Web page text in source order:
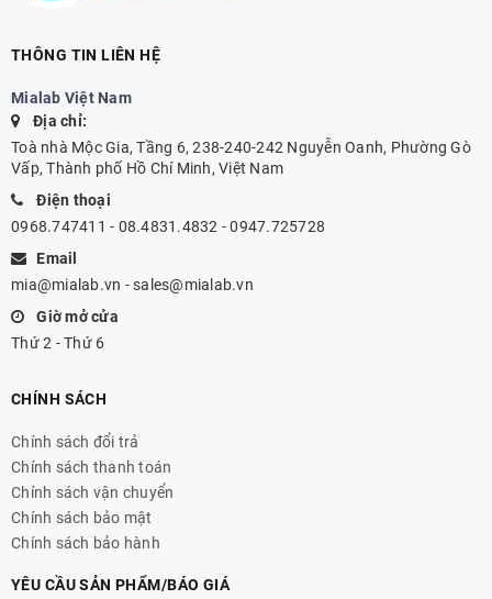
THÔNG TIN LIÊN HỆ
Mialab Việt Nam
Địa chỉ:
Toà nhà Mộc Gia, Tầng 6, 238-240-242 Nguyễn Oanh, Phường Gò
Vấp, Thành phố Hồ Chí Minh, Việt Nam
Điện thoại
0968.747411 - 08.4831.4832 - 0947.725728
Email
mia@mialab.vn -sales@mialab.vn
Giờ mở cửa
Thứ 2 - Thứ 6
CHÍNH SÁCH
Chính sách đổi trả
Chính sách thanh toán
Chính sách vận chuyển
Chính sách bảo mật
Chính sách bảo hành
YÊU CẦU SẢN PHẨM/BÁO GIÁ